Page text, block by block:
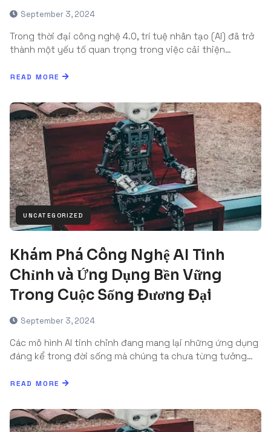
September 3, 2024
Trong thời đại công nghệ 4.0, trí tuệ nhân tạo (AI) đã trở
thành một yếu tố quan trọng trong việc cải thiện…
READ MORE
UNCATEGORIZED
Khám Phá Công Nghệ AI Tinh
Chỉnh và Ứng Dụng Bền Vững
Trong Cuộc Sống Đương Đại
September 3, 2024
Các mô hình AI tinh chỉnh đang mang lại những ứng dụng
đáng kể trong đời sống mà chúng ta chưa từng tưởng…
READ MORE